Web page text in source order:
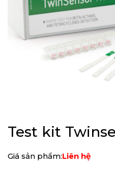
Test kit
Giá sản phẩm:Liên hệ